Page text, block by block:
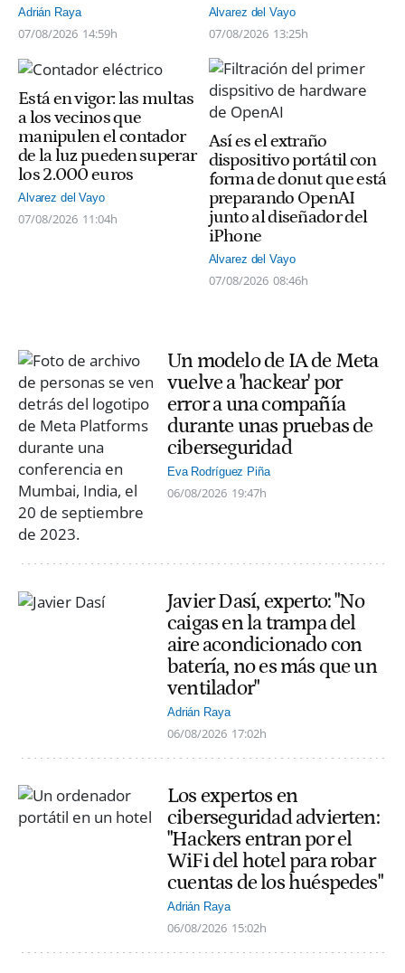
Adrián Raya
07/08/2026 14:59h
Alvarez del Vayo
07/08/2026 13:25h
Está en vigor: las multas
a los vecinos que
manipulen el contador
de la luz pueden superar
los 2.000 euros
Alvarez del Vayo
07/08/2026 11:04h
Así es el extraño
dispositivo portátil con
forma de donut que está
preparando OpenAI
junto al diseñador del
iPhone
Alvarez del Vayo
07/08/2026 08:46h
Un modelo de IA de Meta
vuelve a 'hackear' por
error a una compañía
durante unas pruebas de
ciberseguridad
Eva Rodríguez Piña
06/08/2026 19:47h
Javier Dasí, experto: "No
caigas en la trampa del
aire acondicionado con
batería, no es más que un
ventilador"
Adrián Raya
06/08/2026 17:02h
Los expertos en
ciberseguridad advierten:
"Hackers entran por el
WiFi del hotel para robar
cuentas de los huéspedes"
Adrián Raya
06/08/2026 15:02h